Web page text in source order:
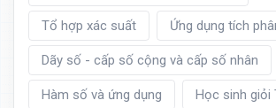
Tổ hợp xác suất Ứng dụng tích
Dãy số - cấp số cộng và cấp số nhân
Hàm số và ứng dụng Học sinh giỏi